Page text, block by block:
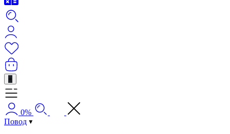
+
0%
Повод